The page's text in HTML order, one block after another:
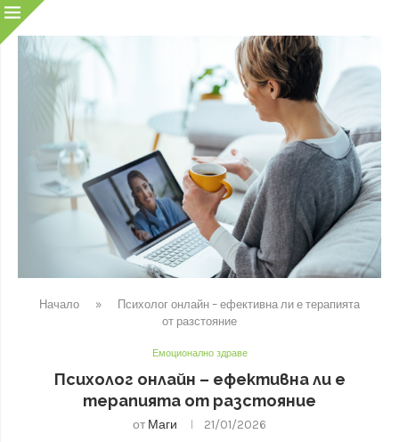
Начало »
Психолог онлайн – ефективна ли е терапията
от разстояние
Емоционално здраве
Психолог онлайн – ефективна ли е
терапията от разстояние
от Маги 21/01/2026